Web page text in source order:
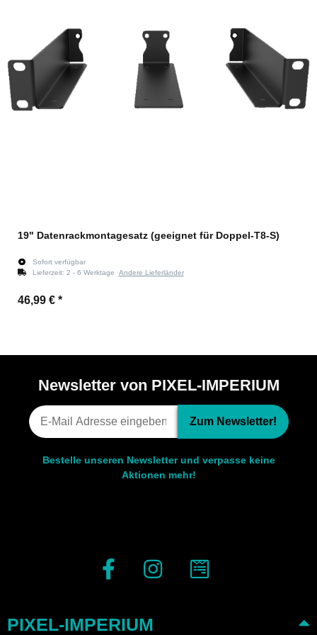
19" Datenrackmontagesatz (geeignet für Doppel-T8-S)
Sofort verfügbar
Lieferzeit: 2 - 6 Werktage Andere Lieferländer
46,99 € *
Newsletter von PIXEL-IMPERIUM
Zum Newsletter!
Bestelle unseren Newsletter und verpasse keine
Aktionen mehr!
PIXEL-IMPERIUM